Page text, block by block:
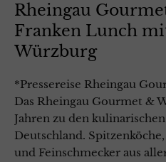
Rheingau
Franken Lunch
Würzburg
*Pressereise Rheingau
Das Rheingau Gourmet &
Jahren zu den
Deutschland.
und Feinschmecker aus